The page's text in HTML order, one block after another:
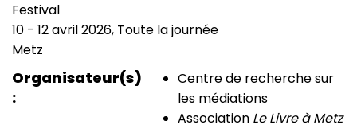
Type
de
manifestation
Festival
Date
(smart)
10 - 12 avril 2026, Toute la journée
Lieu
Metz
Organisateur(s)
Centre de recherche sur
les médiations
Association Le Livre à Metz